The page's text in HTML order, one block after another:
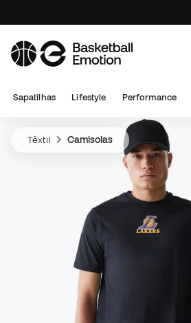
Sapatilhas Lifestyle Performance
Têxtil Camisolas